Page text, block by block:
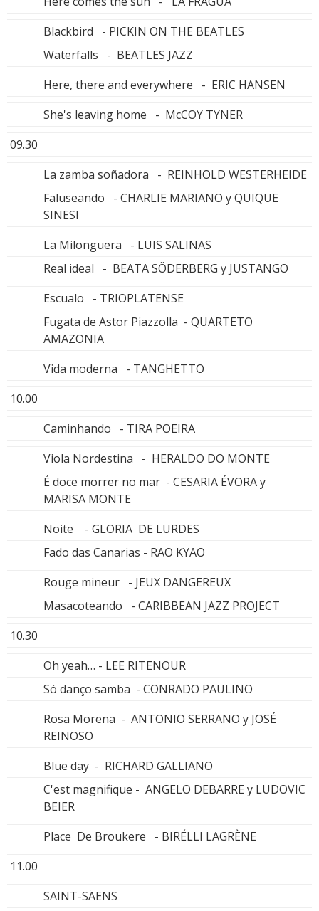
Blackbird - PICKIN ON THE BEATLES
Waterfalls - BEATLES JAZZ
Here, there and everywhere - ERIC HANSEN
She's leaving home - McCOY TYNER
09.30
La zamba soñadora - REINHOLD WESTERHEIDE
Faluseando - CHARLIE MARIANO y QUIQUE
SINESI
La Milonguera - LUIS SALINAS
Real ideal - BEATA SÖDERBERG y JUSTANGO
Escualo - TRIOPLATENSE
Fugata de Astor Piazzolla - QUARTETO
AMAZONIA
Vida moderna - TANGHETTO
10.00
Caminhando - TIRA POEIRA
Viola Nordestina - HERALDO DO MONTE
É doce morrer no mar - CESARIA ÉVORA y
MARISA MONTE
Noite - GLORIA DE LURDES
Fado das Canarias - RAO KYAO
Rouge mineur - JEUX DANGEREUX
Masacoteando - CARIBBEAN JAZZ PROJECT
10.30
Oh yeah… - LEE RITENOUR
Só danço samba - CONRADO PAULINO
Rosa Morena - ANTONIO SERRANO y JOSÉ
REINOSO
Blue day - RICHARD GALLIANO
C'est magnifique - ANGELO DEBARRE y LUDOVIC
BEIER
Place De Broukere - BIRÉLLI LAGRÈNE
11.00
SAINT-SÄENS